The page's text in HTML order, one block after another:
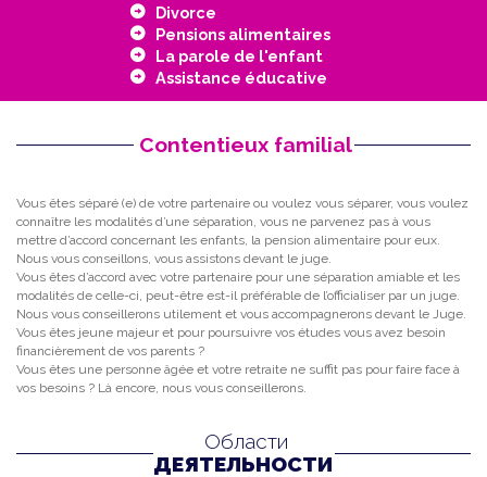
Divorce
Pensions alimentaires
La parole de l'enfant
Assistance éducative
Contentieux familial
Vous êtes séparé (e) de votre partenaire ou voulez vous séparer, vous voulez
connaître les modalités d’une séparation, vous ne parvenez pas à vous
mettre d’accord concernant les enfants, la pension alimentaire pour eux.
Nous vous conseillons, vous assistons devant le juge.
Vous êtes d’accord avec votre partenaire pour une séparation amiable et les
modalités de celle-ci, peut-être est-il préférable de l’officialiser par un juge.
Nous vous conseillerons utilement et vous accompagnerons devant le Juge.
Vous êtes jeune majeur et pour poursuivre vos études vous avez besoin
financièrement de vos parents ?
Vous êtes une personne âgée et votre retraite ne suffit pas pour faire face à
vos besoins ? Là encore, nous vous conseillerons.
Области
ДЕЯТЕЛЬНОСТИ